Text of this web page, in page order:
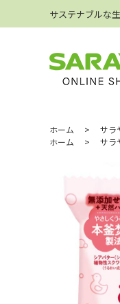
サステナブルな
ホーム > サラ
ホーム
> サラ